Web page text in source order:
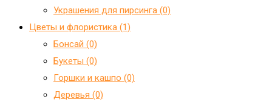
Украшения для пирсинга (0)
Цветы и флористика (1)
Бонсай (0)
Букеты (0)
Горшки и кашпо (0)
Деревья (0)